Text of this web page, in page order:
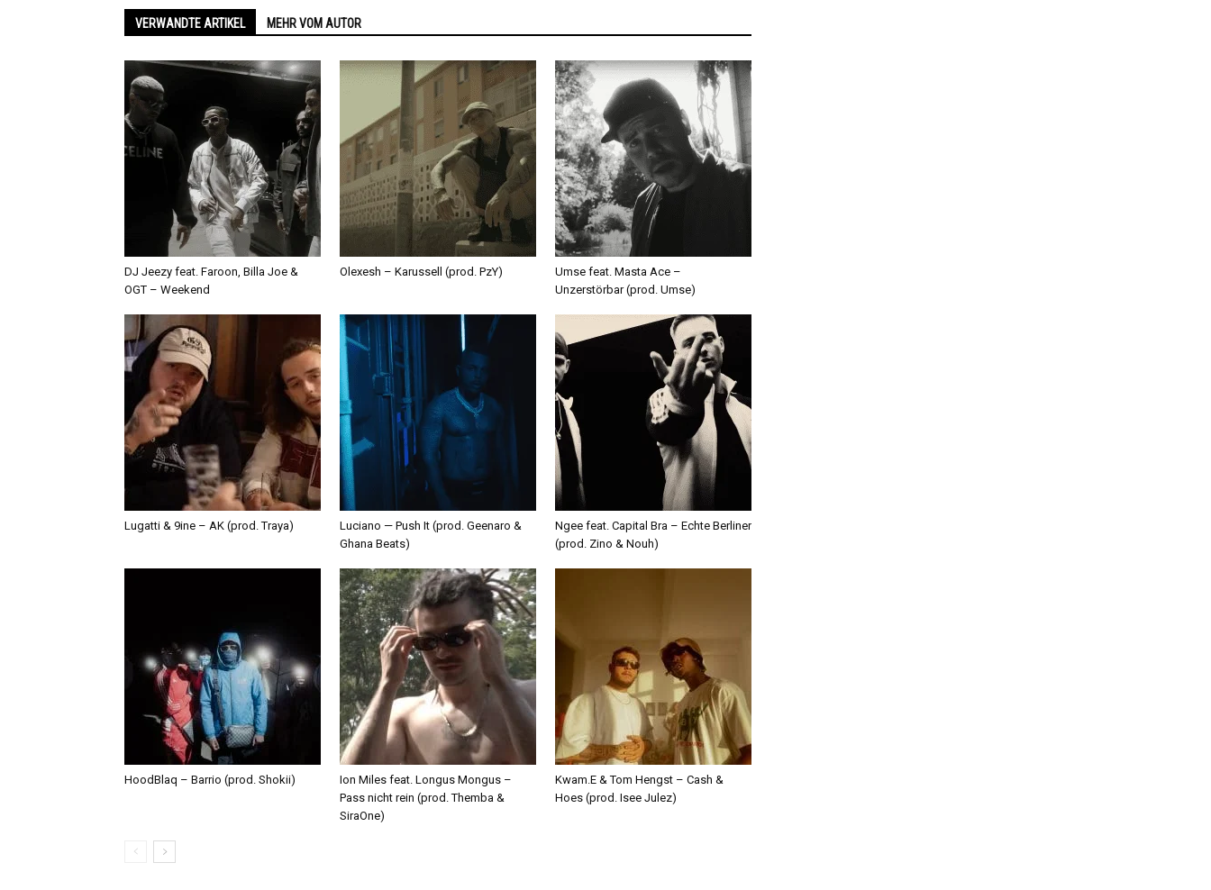
VERWANDTE ARTIKEL MEHR VOM AUTOR
DJ Jeezy feat. Faroon, Billa Joe &
OGT – Weekend
Olexesh – Karussell (prod. PzY)
Umse feat. Masta Ace –
Unzerstörbar (prod. Umse)
Lugatti & 9ine – AK (prod. Traya)
Luciano — Push It (prod. Geenaro &
Ghana Beats)
Ngee feat. Capital Bra – Echte Berliner
(prod. Zino & Nouh)
HoodBlaq – Barrio (prod. Shokii)
Ion Miles feat. Longus Mongus –
Pass nicht rein (prod. Themba &
SiraOne)
Kwam.E & Tom Hengst – Cash &
Hoes (prod. Isee Julez)